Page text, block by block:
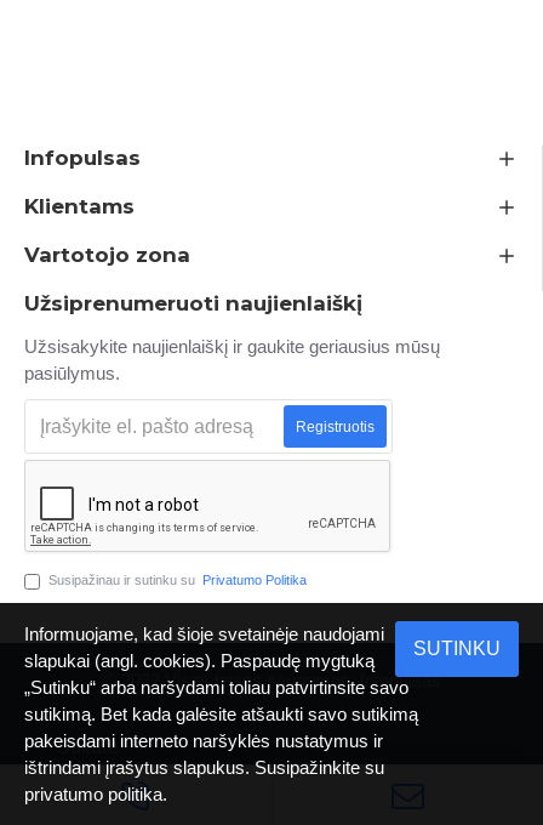
Infopulsas
Klientams
Vartotojo zona
Užsiprenumeruoti naujienlaiškį
Užsisakykite naujienlaiškį ir gaukite geriausius mūsų
pasiūlymus.
Registruotis
Susipažinau ir sutinku su Privatumo Politika
© 2022 Visos teisės saugomos. Infopulsas
Sukurė
INFOPULSAS
MARKETING
SUTINKU
Informuojame, kad šioje svetainėje naudojami
slapukai (angl. cookies). Paspaudę mygtuką
„Sutinku“ arba naršydami toliau patvirtinsite savo
sutikimą. Bet kada galėsite atšaukti savo sutikimą
pakeisdami interneto naršyklės nustatymus ir
ištrindami įrašytus slapukus. Susipažinkite su
privatumo politika.